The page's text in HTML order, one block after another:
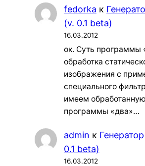
fedorka к
(v. 0.1 beta)
16.03.2012
ок. Суть программы
обработка
изображения с
специального
имеем
программы «два»…
admin к
0.1 beta)
16.03.2012